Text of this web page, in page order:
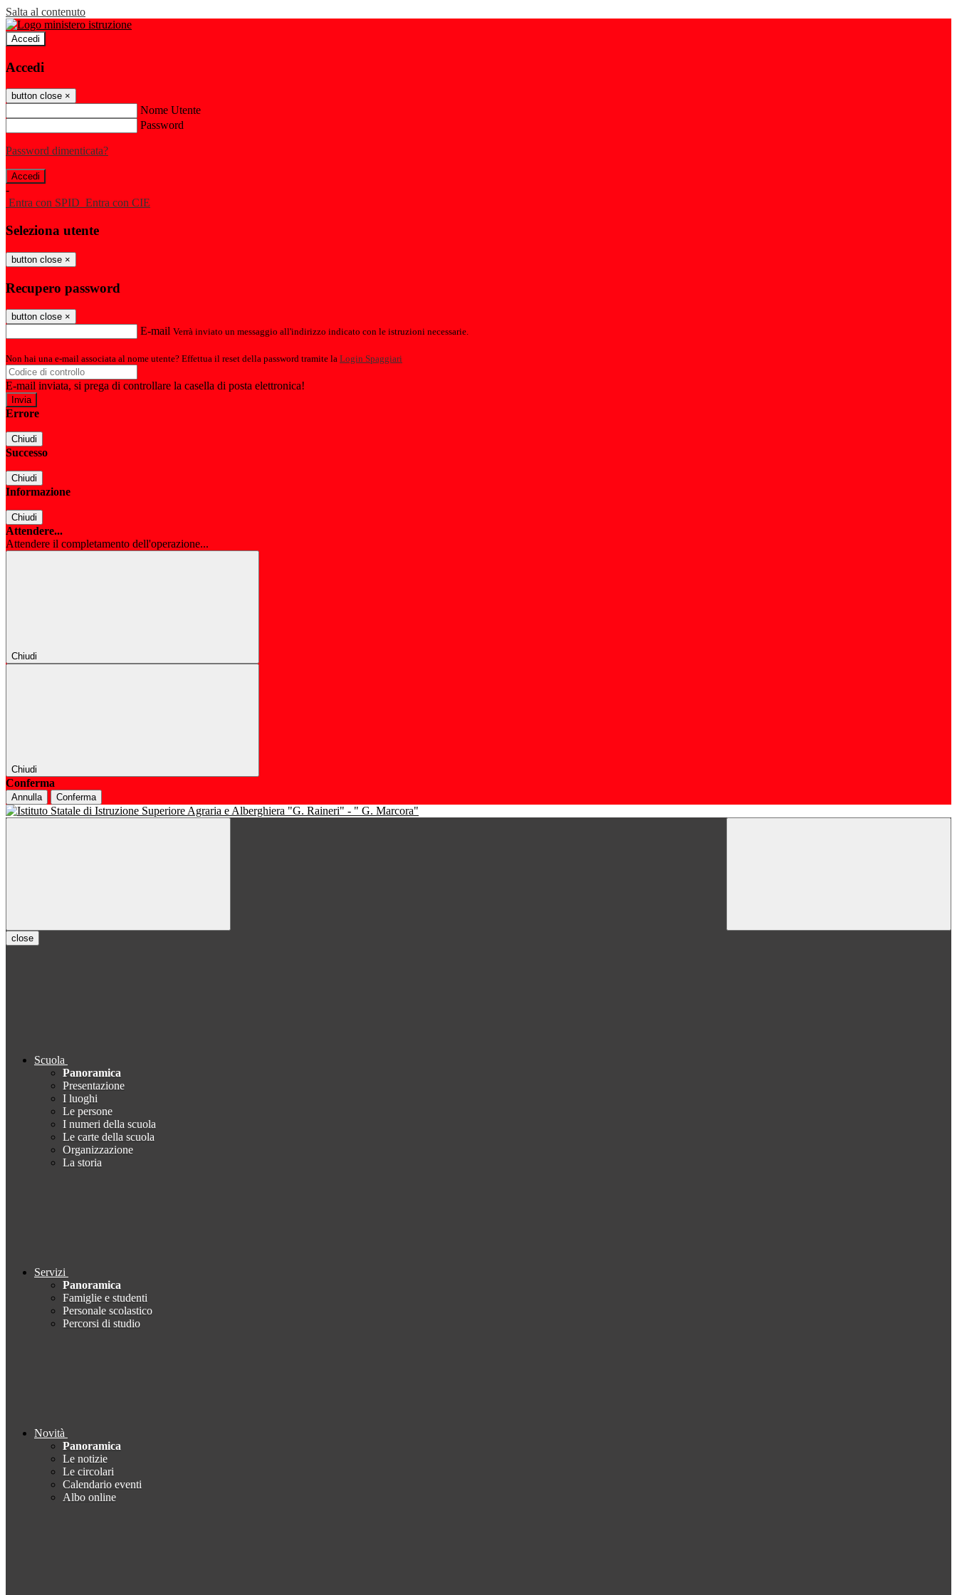
Salta al contenuto
Accedi
Accedi
button close ×
Nome Utente
Password
Password dimenticata?
-
Entra con SPID Entra con CIE
Seleziona utente
button close ×
Recupero password
button close ×
E-mail Verrà inviato un messaggio all'indirizzo indicato con le istruzioni necessarie.
Non hai una e-mail associata al nome utente? Effettua il reset della password tramite la Login Spaggiari
E-mail inviata, si prega di controllare la casella di posta elettronica!
Errore
Chiudi
Successo
Chiudi
Informazione
Chiudi
Attendere...
Attendere il completamento dell'operazione...
Chiudi
Chiudi
Conferma
Annulla Conferma
close
Scuola
Panoramica
Presentazione
I luoghi
Le persone
I numeri della scuola
Le carte della scuola
Organizzazione
La storia
Servizi
Panoramica
Famiglie e studenti
Personale scolastico
Percorsi di studio
Novità
Panoramica
Le notizie
Le circolari
Calendario eventi
Albo online